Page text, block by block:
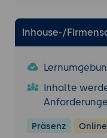
Inhouse-/
Inhalte
Präsenz Online